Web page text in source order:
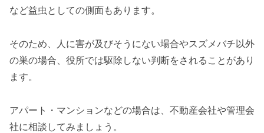
など益虫としての側面もあります。
そのため、人に害が及びそうにない場合やスズメバチ以外
の巣の場合、役所では駆除しない判断をされることがあり
ます。
アパート・マンションなどの場合は、不動産会社や管理会
社に相談してみましょう。